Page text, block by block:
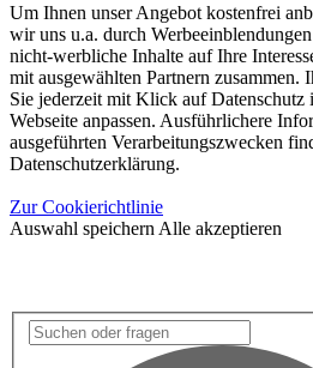
Um Ihnen unser Angebot kostenfrei
wir uns u.a. durch
nicht-werbliche Inhalte auf Ihre
mit ausgewählten Partnern zusammen.
Sie jederzeit mit Klick auf Datenschutz
Webseite anpassen. Ausführlichere
ausgeführten Verarbeitungszwecken
Datenschutzerklärung.
Zur Cookierichtlinie
Auswahl speichern Alle akzeptieren